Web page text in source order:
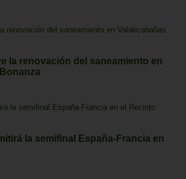
la renovación del saneamiento en
la semifinal España-Francia en